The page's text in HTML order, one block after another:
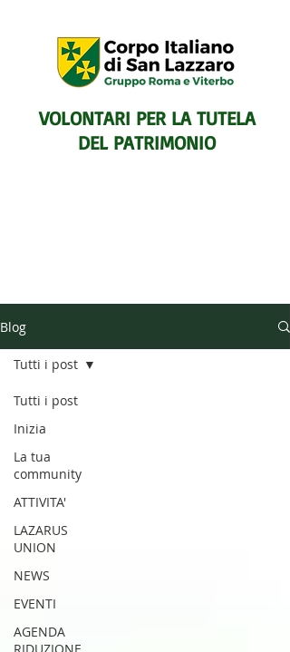
VOLONTARI PER LA TUTELA
DEL PATRIMONIO
E PER L'ASSISTENZA E IL
SENTIERISTICO, ARCHEOLOGICO,
E PER L'ASSISTENZA E IL
SOCCORSO DEGLI ESCURSIONISTI
Blog
Tutti i post
Inizia
La tua
community
ATTIVITA'
LAZARUS
UNION
NEWS
EVENTI
AGENDA
Tutti i post